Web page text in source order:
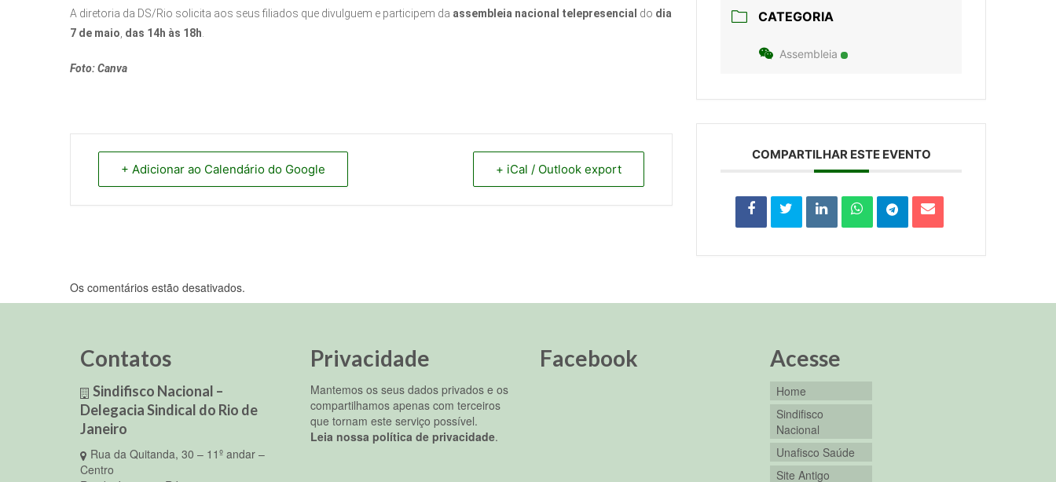
A diretoria da DS/Rio solicita aos seus filiados que divulguem e participem da assembleia nacional telepresencial do dia
7 de maio das 14h às 18h
Foto: Canva
+ Adicionar ao Calendário do Google + iCal / Outlook export
CATEGORIA
Assembleia
COMPARTILHAR ESTE EVENTO
Os comentários estão desativados.
Contatos
Sindifisco Nacional –
Delegacia Sindical do Rio de
Janeiro
Rua da Quitanda, 30 – 11º andar –
Centro
Privacidade
Mantemos os seus dados privados e os
compartilhamos apenas com terceiros
que tornam este serviço possível.
Leia nossa política de privacidade.
Facebook Acesse
Home
Sindifisco
Nacional
Unafisco Saúde
Site Antigo